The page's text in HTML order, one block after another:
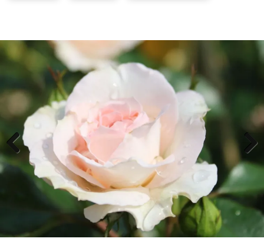
Previous Next